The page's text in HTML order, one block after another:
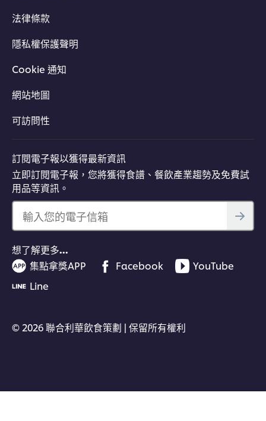
法律條款
隱私權保護聲明
Cookie 通知
網站地圖
可訪問性
訂閱電子報以獲得最新資訊
立即訂閱電子報，您將獲得食譜、餐飲產業趨勢及免費試
用品等資訊。
輸入您的電子信箱
想了解更多…
集點拿獎APP
Facebook
YouTube
Line
© 2026 聯合利華飲食策劃 | 保留所有權利